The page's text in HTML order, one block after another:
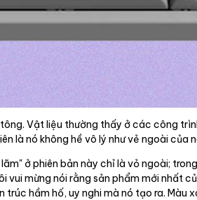
Vật liệu thường thấy ở các công
là nó không hề vô lý như vẻ ngoài của
ở phiên bản này chỉ là vỏ ngoài;
mừng nói rằng sản phẩm mới nhất
hầm hố, uy nghi mà nó tạo ra.